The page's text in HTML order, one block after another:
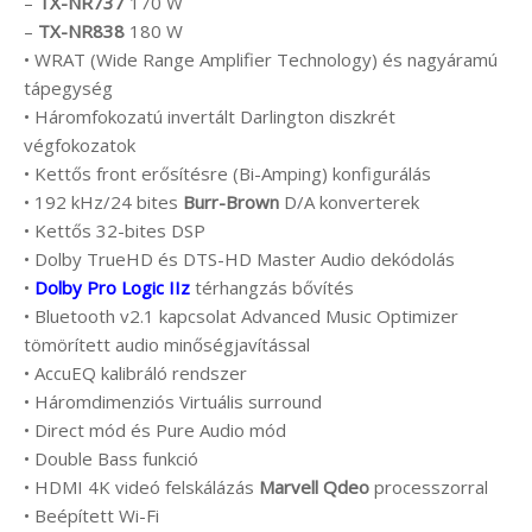
– TX-NR838 180 W
• WRAT (Wide Range Amplifier Technology) és nagyáramú
tápegység
• Háromfokozatú invertált Darlington diszkrét
végfokozatok
• Kettős front erősítésre (Bi-Amping) konfigurálás
• 192 kHz/24 bites Burr-Brown D/A konverterek
• Kettős 32-bites DSP
• Dolby TrueHD és DTS-HD Master Audio dekódolás
• Dolby Pro Logic IIz térhangzás bővítés
• Bluetooth v2.1 kapcsolat Advanced Music Optimizer
tömörített audio minőségjavítással
• AccuEQ kalibráló rendszer
• Háromdimenziós Virtuális surround
• Direct mód és Pure Audio mód
• Double Bass funkció
• HDMI 4K videó felskálázás Marvell Qdeo processzorral
• Beépített Wi-Fi